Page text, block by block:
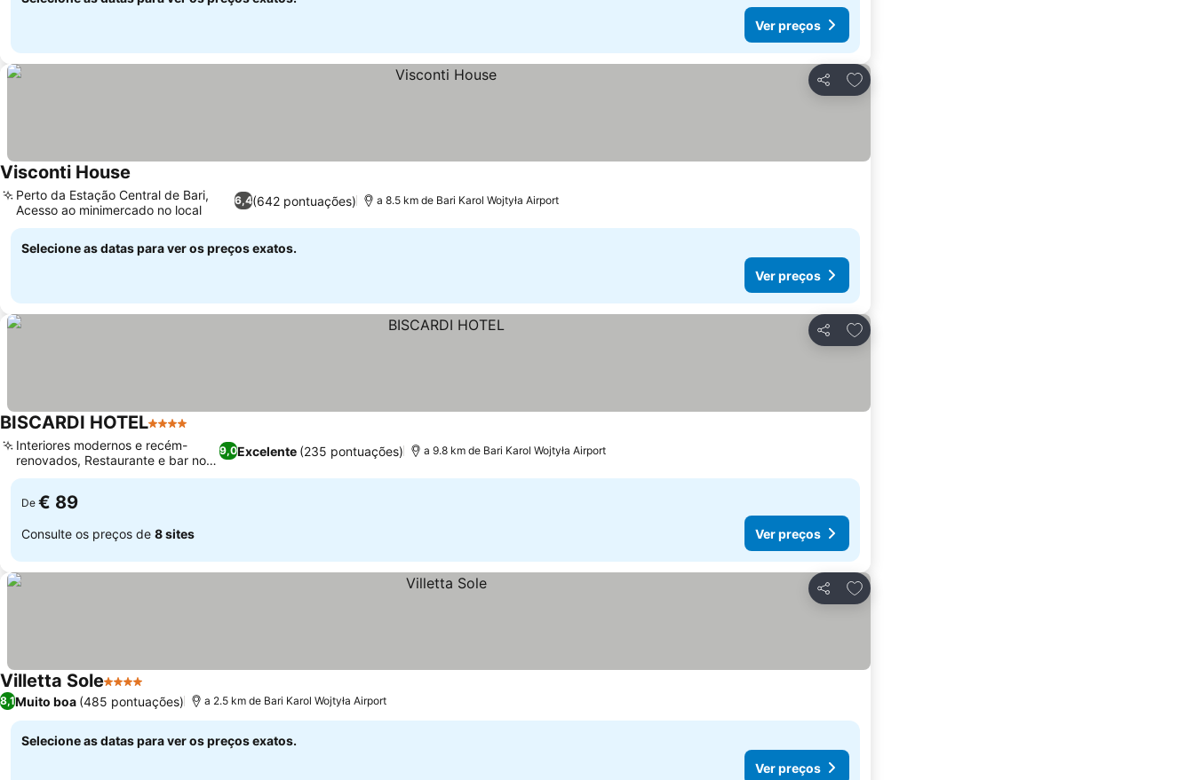
Ver preços
Partilhar
Adicionar aos favoritos
Visconti House
6,4(642 pontuações)
Perto da Estação Central de Bari,
Acesso ao minimercado no local
a 8.5 km de Bari Karol Wojtyła Airport
Selecione as datas para ver os preços exatos.
Ver preços
Partilhar
Adicionar aos favoritos
BISCARDI HOTEL4 Estrelas
9,0Excelente (235 pontuações)
Interiores modernos e recém-
renovados, Restaurante e bar no
local
a 9.8 km de Bari Karol Wojtyła Airport
De € 89
Consulte os preços de 8 sites Ver preços
Partilhar
Adicionar aos favoritos
Villetta Sole4 Estrelas
8,1Muito boa (485 pontuações) a 2.5 km de Bari Karol Wojtyła Airport
Selecione as datas para ver os preços exatos.
Ver preços